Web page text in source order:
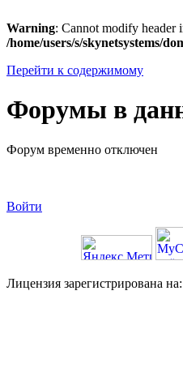
Warning: Cannot modify header
/home/users/s/skynetsystems/
Перейти к содержимому
Форумы в
Форум временно отключен
Войти
Лицензия зарегистрирована